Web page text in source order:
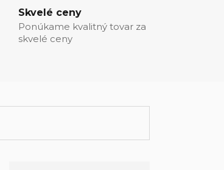
Skvelé ceny
Ponúkame kvalitný tovar za
skvelé ceny